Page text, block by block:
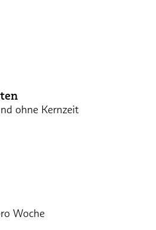
ohne Kernzeit
Woche